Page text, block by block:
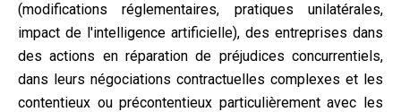
(modifications réglementaires, pratiques unilatérales,
impact de l'intelligence artificielle), des entreprises dans
des actions en réparation de préjudices concurrentiels,
dans leurs négociations contractuelles complexes et les
contentieux ou précontentieux particulièrement avec les